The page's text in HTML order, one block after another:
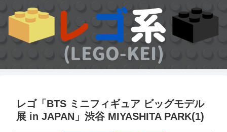
レゴ「BTS ミニフィギュア ビッグモデル
展 in JAPAN」渋谷 MIYASHITA PARK(1)